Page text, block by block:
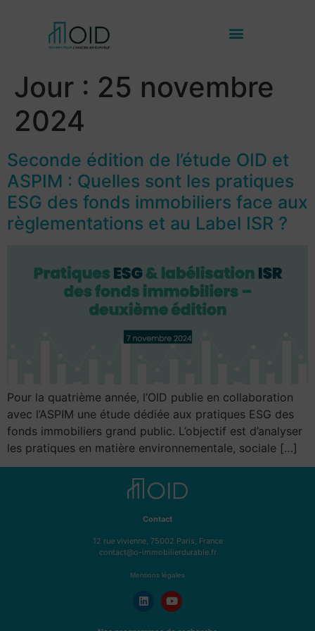
Jour : 25 novembre
2024
Seconde édition de l’étude OID et
ASPIM : Quelles sont les pratiques
ESG des fonds immobiliers face aux
règlementations et au Label ISR ?
Pour la quatrième année, l’OID publie en collaboration
avec l’ASPIM une étude dédiée aux pratiques ESG des
fonds immobiliers grand public. L’objectif est d’analyser
les pratiques en matière environnementale, sociale […]
Contact
12 rue vivienne, 75002 Paris, France
contact@o-immobilierdurable.fr
Mentions légales